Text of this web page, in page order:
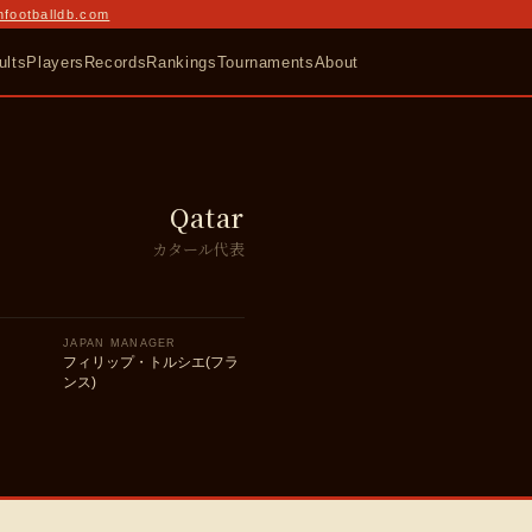
Players RecordsRankingsTournamentsAbout
Qatar
カタール代表
JAPAN MANAGER
フィリップ・トルシエ(フラ
ンス)